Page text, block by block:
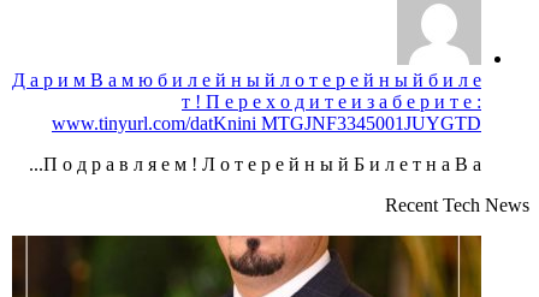
Д а р и м В а м ю б и л е й н ы й л о т е р е й н ы й б и л е
т ! П е р е х о д и т е и з а б е р и т е :
www.tinyurl.com/datKnini MTGJNF3345001JUYGTD
П о д р а в л я е м ! Л о т е р е й н ы й Б и л е т н а В а...
Recent Tech News